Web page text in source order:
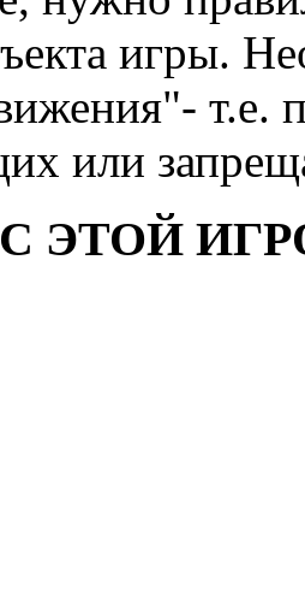
игры.
т.е.
или
ЭТОЙ